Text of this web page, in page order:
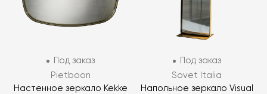
Под заказ
Pietboon
Настенное зеркало Kekke
Под заказ
Sovet Italia
Напольное зеркало Visual